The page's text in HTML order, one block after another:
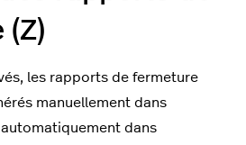
(Z)
les rapports de fermeture
manuellement dans
automatiquement dans